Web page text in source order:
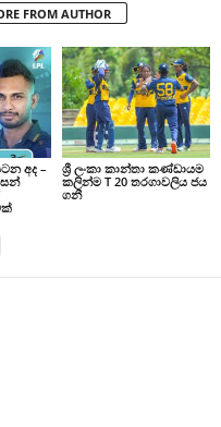
FROM AUTHOR
අද –
ශ්‍රී ලංකා කාන්තා කණ්ඩායම
කලින්ම T 20 තරගාවලිය ජය
ගනී